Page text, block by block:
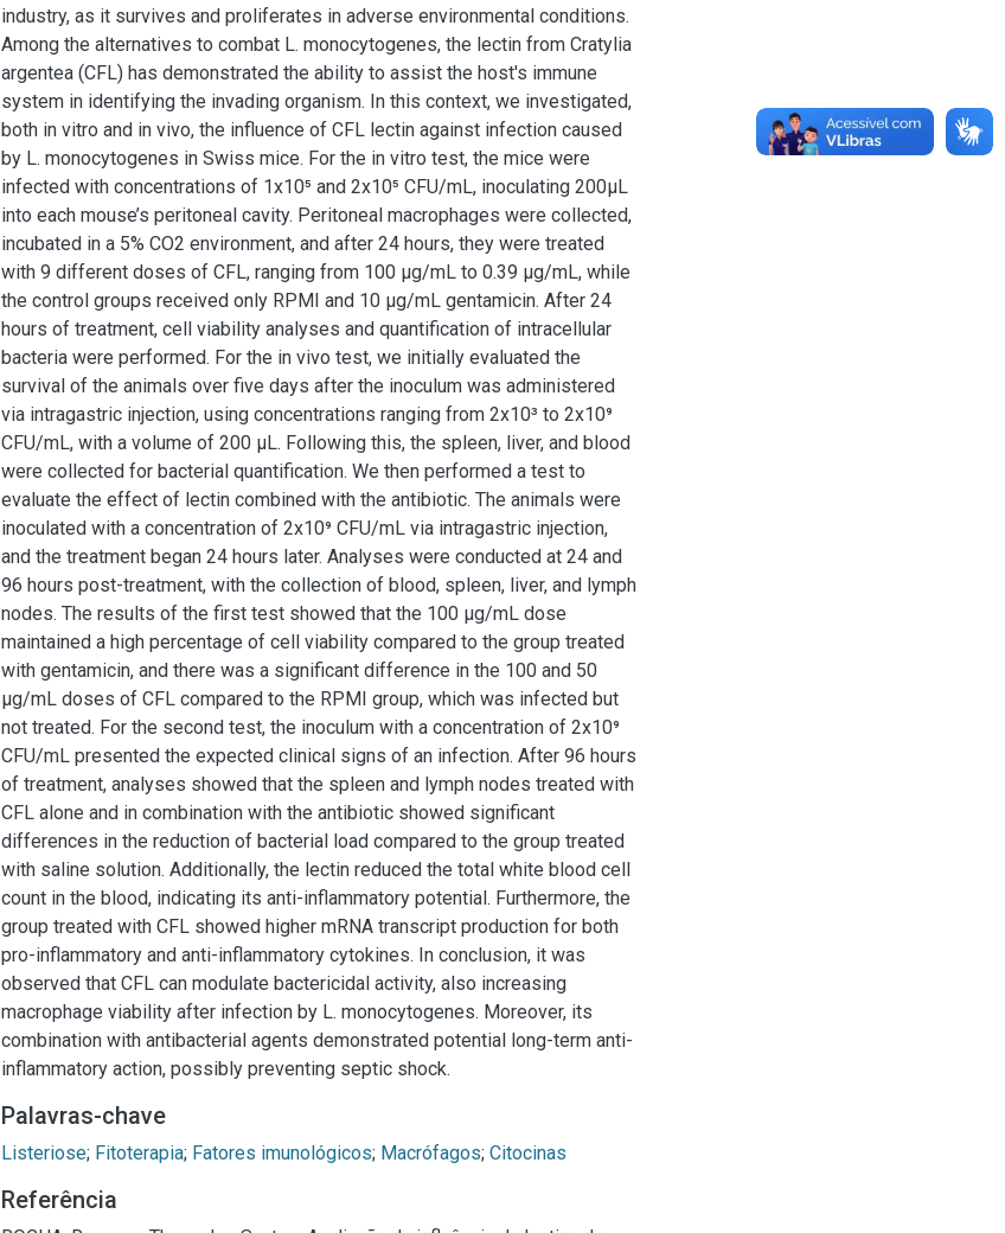
industry, as it survives and proliferates in adverse environmental conditions.
Among the alternatives to combat L. monocytogenes, the lectin from Cratylia
argentea (CFL) has demonstrated the ability to assist the host's immune
system in identifying the invading organism. In this context, we investigated,
both in vitro and in vivo, the influence of CFL lectin against infection caused
by L. monocytogenes in Swiss mice. For the in vitro test, the mice were
infected with concentrations of 1x10⁵ and 2x10⁵ CFU/mL, inoculating 200μL
into each mouse’s peritoneal cavity. Peritoneal macrophages were collected,
incubated in a 5% CO2 environment, and after 24 hours, they were treated
with 9 different doses of CFL, ranging from 100 μg/mL to 0.39 μg/mL, while
the control groups received only RPMI and 10 μg/mL gentamicin. After 24
hours of treatment, cell viability analyses and quantification of intracellular
bacteria were performed. For the in vivo test, we initially evaluated the
survival of the animals over five days after the inoculum was administered
via intragastric injection, using concentrations ranging from 2x10³ to 2x10⁹
CFU/mL, with a volume of 200 μL. Following this, the spleen, liver, and blood
were collected for bacterial quantification. We then performed a test to
evaluate the effect of lectin combined with the antibiotic. The animals were
inoculated with a concentration of 2x10⁹ CFU/mL via intragastric injection,
and the treatment began 24 hours later. Analyses were conducted at 24 and
96 hours post-treatment, with the collection of blood, spleen, liver, and lymph
nodes. The results of the first test showed that the 100 μg/mL dose
maintained a high percentage of cell viability compared to the group treated
with gentamicin, and there was a significant difference in the 100 and 50
μg/mL doses of CFL compared to the RPMI group, which was infected but
not treated. For the second test, the inoculum with a concentration of 2x10⁹
CFU/mL presented the expected clinical signs of an infection. After 96 hours
of treatment, analyses showed that the spleen and lymph nodes treated with
CFL alone and in combination with the antibiotic showed significant
differences in the reduction of bacterial load compared to the group treated
with saline solution. Additionally, the lectin reduced the total white blood cell
count in the blood, indicating its anti-inflammatory potential. Furthermore, the
group treated with CFL showed higher mRNA transcript production for both
pro-inflammatory and anti-inflammatory cytokines. In conclusion, it was
observed that CFL can modulate bactericidal activity, also increasing
macrophage viability after infection by L. monocytogenes. Moreover, its
combination with antibacterial agents demonstrated potential long-term anti-
inflammatory action, possibly preventing septic shock.
Palavras-chave
Listeriose; Fitoterapia; Fatores imunológicos; Macrófagos; Citocinas
Referência